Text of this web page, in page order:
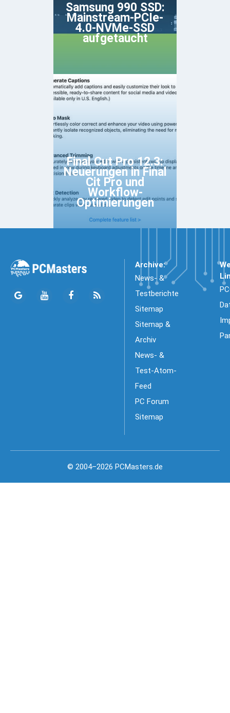
Samsung 990 SSD:
Mainstream-PCIe-
4.0-NVMe-SSD
aufgetaucht
Final Cut Pro 12.3:
Neuerungen in Final
Cit Pro und
Workflow-
Optimierungen
Archive:
News- &
Testberichte
Sitemap
Sitemap &
Archiv
News- &
Test-Atom-
Feed
PC Forum
Sitemap
© 2004–2026 PCMasters.de